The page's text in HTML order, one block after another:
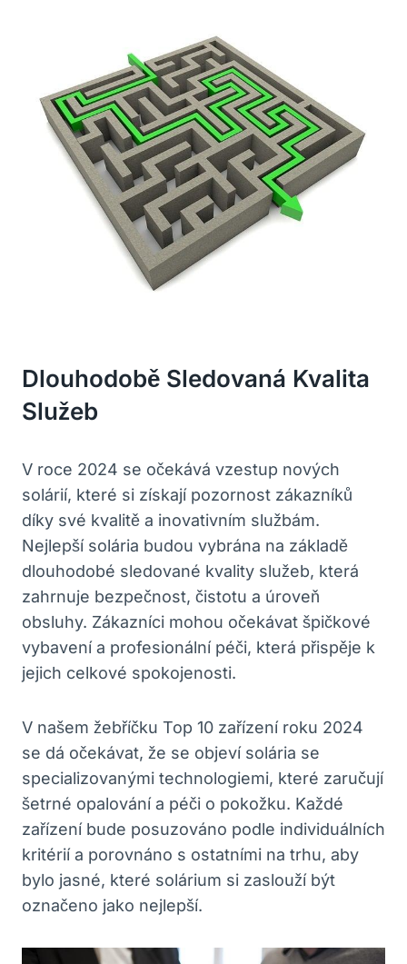
Dlouhodobě Sledovaná Kvalita
Služeb
V roce 2024 se očekává vzestup nových
solárií, které si získají pozornost zákazníků
díky své kvalitě a inovativním službám.
Nejlepší solária budou vybrána na základě
dlouhodobé sledované kvality služeb, která
zahrnuje bezpečnost, čistotu a úroveň
obsluhy. Zákazníci mohou očekávat špičkové
vybavení a profesionální péči, která přispěje k
jejich celkové spokojenosti.
V našem žebříčku Top 10 zařízení roku 2024
se dá očekávat, že se objeví solária se
specializovanými technologiemi, které zaručují
šetrné opalování a péči o pokožku. Každé
zařízení bude posuzováno podle individuálních
kritérií a porovnáno s ostatními na trhu, aby
bylo jasné, které solárium si zaslouží být
označeno jako nejlepší.